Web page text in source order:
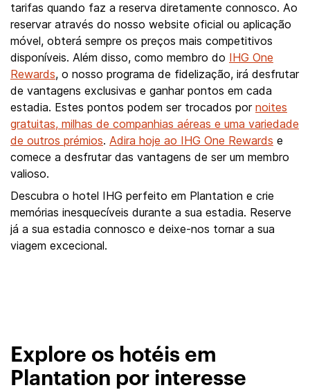
tarifas quando faz a reserva diretamente connosco. Ao
reservar através do nosso website oficial ou aplicação
móvel, obterá sempre os preços mais competitivos
disponíveis. Além disso, como membro do IHG One
Rewards, o nosso programa de fidelização, irá desfrutar
de vantagens exclusivas e ganhar pontos em cada
estadia. Estes pontos podem ser trocados por noites
gratuitas, milhas de companhias aéreas e uma variedade
de outros prémios. Adira hoje ao IHG One Rewards e
comece a desfrutar das vantagens de ser um membro
valioso.
Descubra o hotel IHG perfeito em Plantation e crie
memórias inesquecíveis durante a sua estadia. Reserve
já a sua estadia connosco e deixe-nos tornar a sua
viagem excecional.
Explore os hotéis em
Plantation por interesse